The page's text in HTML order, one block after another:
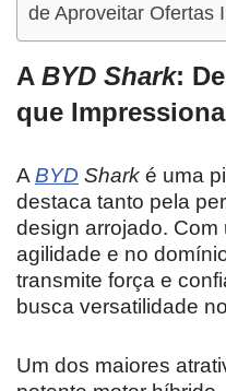
de Aproveitar Ofertas
A BYD Shark:
que
A BYD Shark é uma
destaca tanto pela
design arrojado.
agilidade e no
transmite força e
busca versatilidade
Um dos maiores